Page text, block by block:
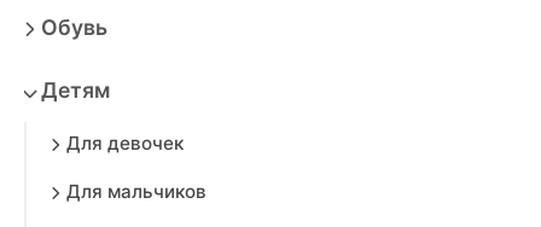
Обувь
Детям
Для девочек
Для мальчиков